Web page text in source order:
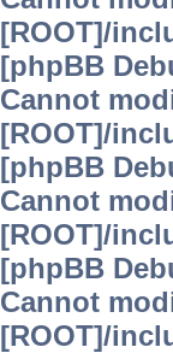
[ROOT]/
[phpBB
Cannot
[ROOT]/
[phpBB
Cannot
[ROOT]/
[phpBB
Cannot
[ROOT]/